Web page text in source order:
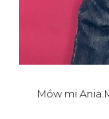
Mów mi